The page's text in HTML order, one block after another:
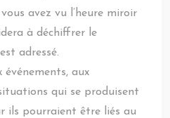
avez vu l’heure miroir
à déchiffrer le
adressé.
aux
qui se produisent
ils pourraient être liés au